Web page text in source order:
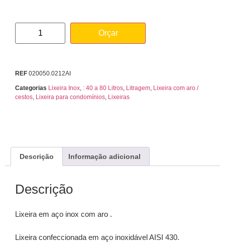
Orçar
REF 020050.0212AI
Categorias Lixeira Inox, : 40 a 80 Litros, Litragem, Lixeira com aro /
cestos, Lixeira para condomínios, Lixeiras
Descrição Informação adicional
Descrição
Lixeira em aço inox com aro .
Lixeira confeccionada em aço inoxidável AISI 430.